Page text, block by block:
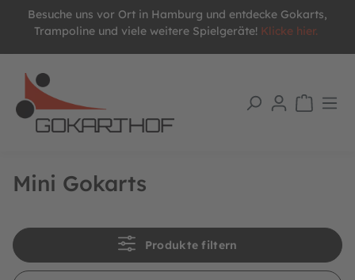
springen
Besuche uns vor Ort in Hamburg und entdecke Gokarts,
Trampoline und viele weitere Spielgeräte! Klicke hier.
Mini Gokarts
Produkte filtern